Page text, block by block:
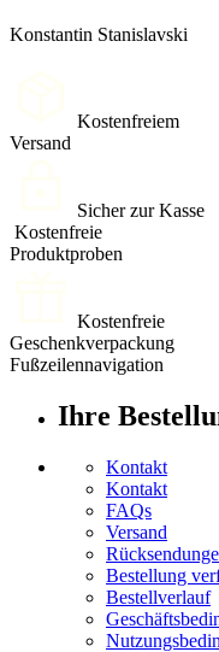
Konstantin Stanislavski
Kostenfreiem
Versand
Sicher zur Kasse
Kostenfreie
Produktproben
Kostenfreie
Geschenkverpackung
Fußzeilennavigation
Ihre
Kontakt
Kontakt
FAQs
Versand
Bestellung
Bestellverlauf